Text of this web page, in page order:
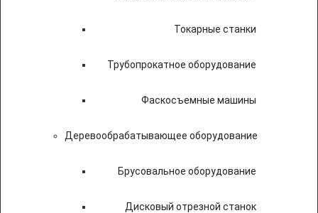
Токарные станки
Трубопрокатное оборудование
Фаскосъемные машины
Деревообрабатывающее оборудование
Брусовальное оборудование
Дисковый отрезной станок